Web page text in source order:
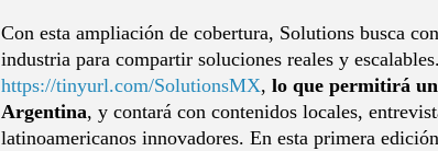
Con esta ampliación de cobertura, Solutions busca
industria para compartir soluciones reales y
https://tinyurl.com/SolutionsMX, lo que permitirá
Argentina, y contará con contenidos locales,
latinoamericanos innovadores. En esta primera